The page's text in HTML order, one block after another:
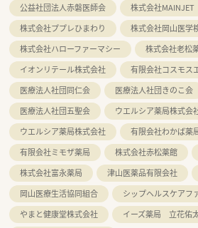
公益社団法人赤磐医師会
株式会社MAINJET
株式会社ププレひまわり
株式会社岡山医学
株式会社ハローファーマシー
株式会社老松
イオンリテール株式会社
有限会社コスモス
医療法人社団同仁会
医療法人社団きのこ会
医療法人社団五聖会
ウエルシア薬局株式会
ウエルシア薬局株式会社
有限会社わかば薬
有限会社ミモザ薬局
株式会社赤松薬館
株式会社富永薬局
津山医薬品有限会社
岡山医療生活協同組合
シップヘルスケアフ
やまと健康堂株式会社
イーズ薬局 立花佑